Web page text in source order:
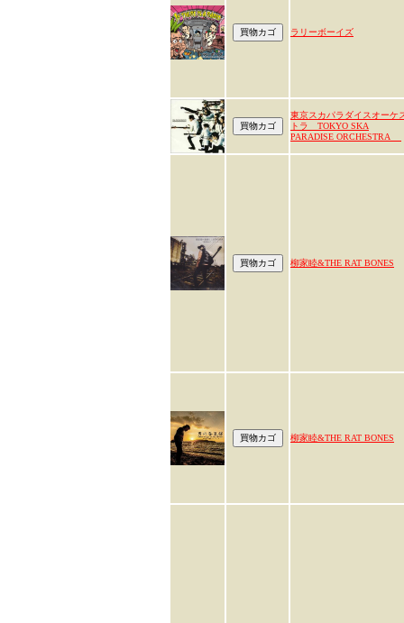
ラリーボーイズ
東京スカパラダイスオーケ
トラ TOKYO SKA
PARADISE ORCHESTRA
柳家睦&THE RAT BONES
柳家睦&THE RAT BONES